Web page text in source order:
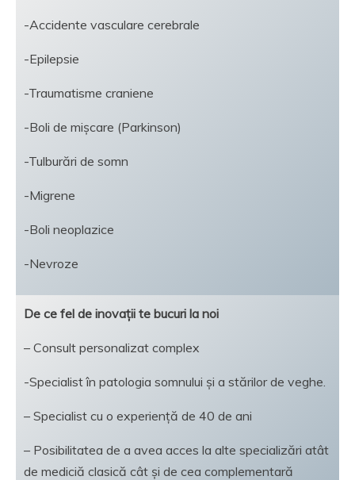
-Accidente vasculare cerebrale
-Epilepsie
-Traumatisme craniene
-Boli de mișcare (Parkinson)
-Tulburări de somn
-Migrene
-Boli neoplazice
-Nevroze
De ce fel de inovații te bucuri la noi
– Consult personalizat complex
-Specialist în patologia somnului și a stărilor de veghe.
– Specialist cu o experiență de 40 de ani
– Posibilitatea de a avea acces la alte specializări atât
de mediciă clasică cât și de cea complementară